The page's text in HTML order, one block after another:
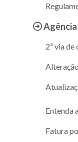
2ª via de
Entenda
Fatura